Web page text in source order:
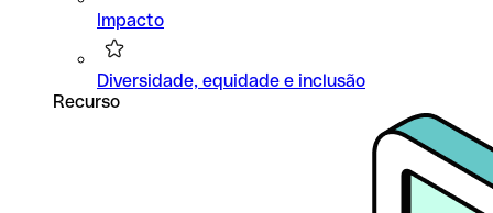
Impacto
Diversidade, equidade e inclusão
Recurso